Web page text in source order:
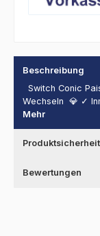
Beschreibung
Switch Conic
Wechseln 💎 ✓
Mehr
Produktsicherheit
Bewertungen